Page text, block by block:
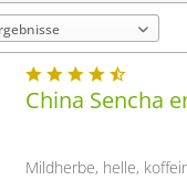
China Sencha
Mildherbe, helle,